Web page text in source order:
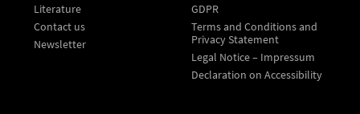
Literature
Contact us
Newsletter
GDPR
Terms and Conditions and
Privacy Statement
Legal Notice – Impressum
Declaration on Accessibility